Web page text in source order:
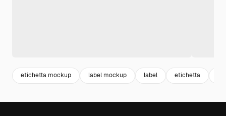
etichetta mockup label mockup label etichetta